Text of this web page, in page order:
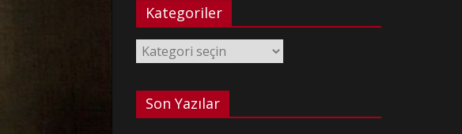
Kategoriler
Kategoriler
Son Yazılar